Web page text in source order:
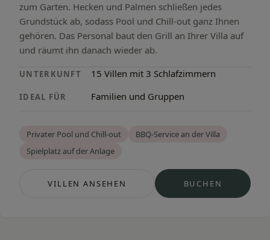
zum Garten. Hecken und Palmen schließen jedes
Grundstück ab, sodass Pool und Chill-out ganz Ihnen
gehören. Das Personal baut den Grill an Ihrer Villa auf
und räumt ihn danach wieder ab.
UNTERKUNFT 15 Villen mit 3 Schlafzimmern
IDEAL FÜR Familien und Gruppen
Privater Pool und Chill-out
BBQ-Service an der Villa
Spielplatz auf der Anlage
VILLEN ANSEHEN— S’ARGAMASSA VILLASBUCHEN
—